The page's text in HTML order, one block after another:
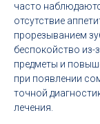
часто
отсутствие
прорезыванием
беспокойство из-
предметы и
при появлении
точной
лечения.